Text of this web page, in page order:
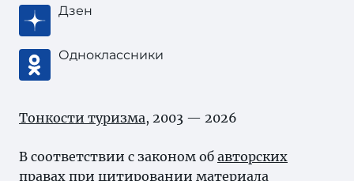
Дзен
Одноклассники
Тонкости туризма, 2003 — 2026
В соответствии с законом об авторских
правах при цитировании материала